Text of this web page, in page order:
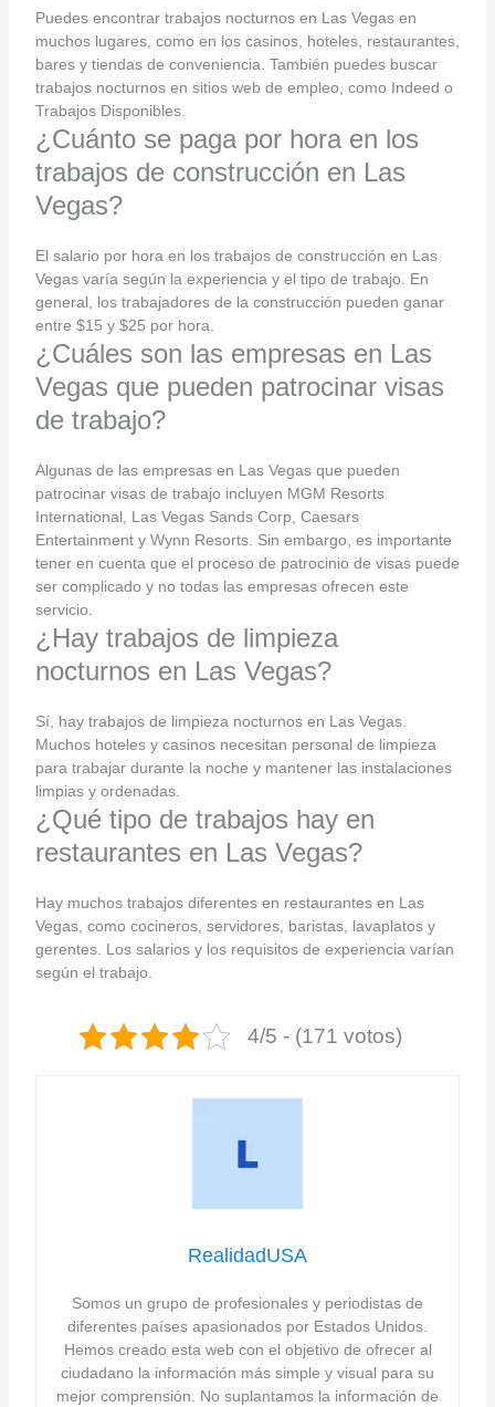
Puedes encontrar trabajos nocturnos en Las Vegas en
muchos lugares, como en los casinos, hoteles, restaurantes,
bares y tiendas de conveniencia. También puedes buscar
trabajos nocturnos en sitios web de empleo, como Indeed o
Trabajos Disponibles.
¿Cuánto se paga por hora en los
trabajos de construcción en Las
Vegas?
El salario por hora en los trabajos de construcción en Las
Vegas varía según la experiencia y el tipo de trabajo. En
general, los trabajadores de la construcción pueden ganar
entre $15 y $25 por hora.
¿Cuáles son las empresas en Las
Vegas que pueden patrocinar visas
de trabajo?
Algunas de las empresas en Las Vegas que pueden
patrocinar visas de trabajo incluyen MGM Resorts
International, Las Vegas Sands Corp, Caesars
Entertainment y Wynn Resorts. Sin embargo, es importante
tener en cuenta que el proceso de patrocinio de visas puede
ser complicado y no todas las empresas ofrecen este
servicio.
¿Hay trabajos de limpieza
nocturnos en Las Vegas?
Sí, hay trabajos de limpieza nocturnos en Las Vegas.
Muchos hoteles y casinos necesitan personal de limpieza
para trabajar durante la noche y mantener las instalaciones
limpias y ordenadas.
¿Qué tipo de trabajos hay en
restaurantes en Las Vegas?
Hay muchos trabajos diferentes en restaurantes en Las
Vegas, como cocineros, servidores, baristas, lavaplatos y
gerentes. Los salarios y los requisitos de experiencia varían
según el trabajo.
4/5 - (171 votos)
RealidadUSA
Somos un grupo de profesionales y periodistas de
diferentes países apasionados por Estados Unidos.
Hemos creado esta web con el objetivo de ofrecer al
ciudadano la información más simple y visual para su
mejor comprensión. No suplantamos la información de